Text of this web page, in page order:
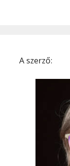
A szerző: